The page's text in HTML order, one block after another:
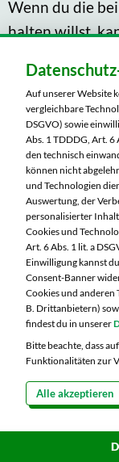
Wenn du die
halten willst,
Beispiel
Picknick-
Wespen-
3. Muffinblech
Ein
praktisch sein:
damit diese
unebene
als Mini-Büffet
Nüssen,
befüllt.
4. Sandwiches
Schwer zu
Auf unserer Website
vergleichbare
DSGVO) sowie
Abs. 1 TDDDG, Art. 6
den technisch
können nicht
und Technologien
Auswertung, der
personalisierter
Cookies und
Art. 6 Abs. 1 lit. a
Einwilligung kannst
Consent-Banner
Cookies und anderen
B. Drittanbietern)
findest du in unserer
Bitte beachte, dass
Funktionalitäten zur
Alle akzeptieren